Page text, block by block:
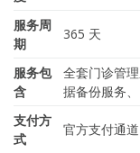
服务周
期
365 天
服务包
含
全套门诊管
据备份服务
支付方
式
官方支付通